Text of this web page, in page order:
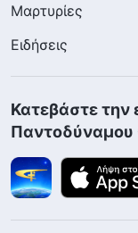
Μαρτυρίες
Ειδήσεις
Κατεβάστε την
Παντοδύναμου